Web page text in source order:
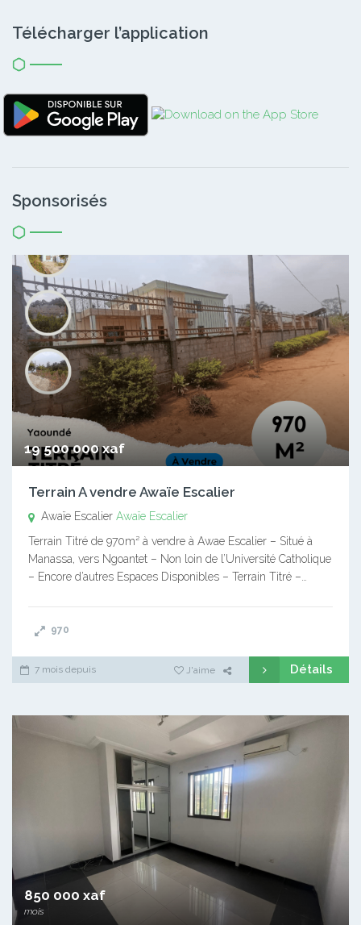
Télécharger l’application
Sponsorisés
19 500 000 xaf
Terrain A vendre Awaïe Escalier
Awaïe Escalier Awaïe Escalier
Terrain Titré de 970m² à vendre à Awae Escalier – Situé à
Manassa, vers Ngoantet – Non loin de l’Université Catholique
– Encore d’autres Espaces Disponibles – Terrain Titré –…
970
7 mois depuis J'aime Détails
850 000 xaf
mois